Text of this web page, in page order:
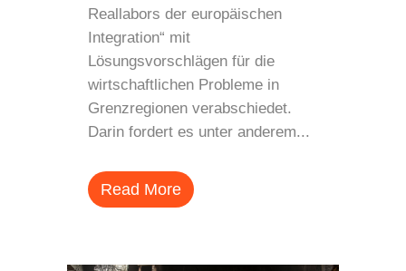
Reallabors der europäischen
Integration“ mit
Lösungsvorschlägen für die
wirtschaftlichen Probleme in
Grenzregionen verabschiedet.
Darin fordert es unter anderem...
Read More